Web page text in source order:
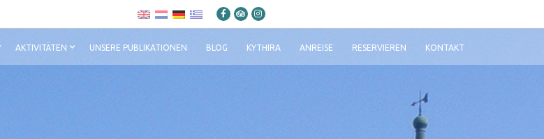
AKTIVITÄTEN UNSERE PUBLIKATIONEN BLOG KYTHIRA ANREISE RESERVIEREN KONTAKT